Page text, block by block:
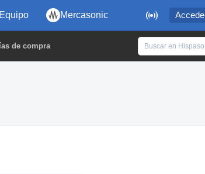
 Accede
Equipo Mercasonic
de compra